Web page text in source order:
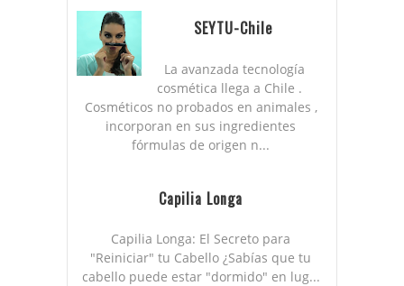
SEYTU-Chile
La avanzada tecnología
cosmética llega a Chile .
Cosméticos no probados en animales ,
incorporan en sus ingredientes
fórmulas de origen n...
Capilia Longa
Capilia Longa: El Secreto para
"Reiniciar" tu Cabello ¿Sabías que tu
cabello puede estar "dormido" en lug...